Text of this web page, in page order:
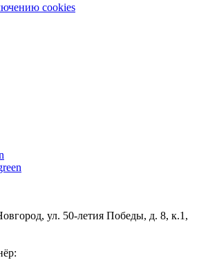
cookies
ул. 50-летия Победы, д. 8, к.1,